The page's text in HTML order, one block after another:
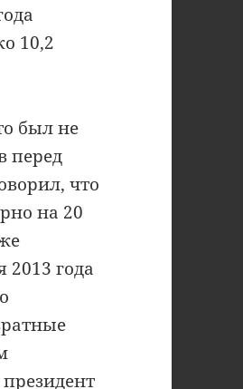
10,2
был не
перед
что
на 20
2013 года